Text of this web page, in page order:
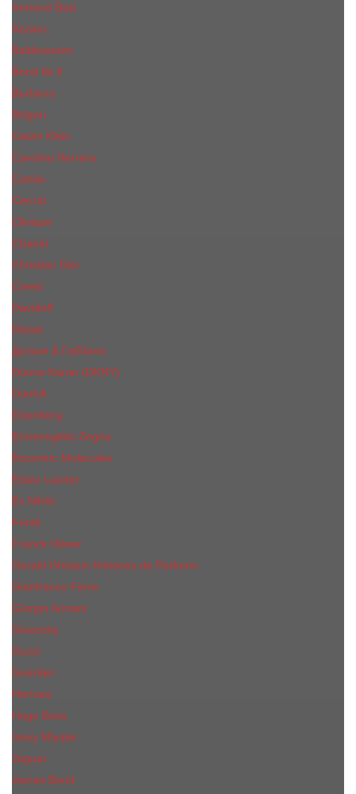
Armand Basi
Azzaro
Baldessarini
Bond № 9
Burberry
Bvlgari
Calvin Klein
Carolina Herrera
Cartier
Cerruti
Сliniquе
Chanel
Christian Dior
Creed
Davidoff
Diesel
Дольче & Габбана
Donna Karan (DKNY)
Dunhill
Eisenberg
Ermenegildo Zegna
Escentric Molecules
Еsteе Lаudеr
Ex Nihilo
Fendi
Franck Olivier
Gerald Ghislain Histoires de Parfums
Gianfranco Ferre
Giorgio Armani
Givenchy
Gucci
Guerlain
Hermes
Hugo Boss
Issey Miyake
Jaguar
James Bond